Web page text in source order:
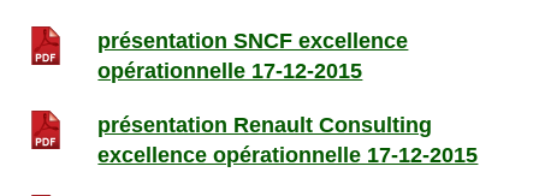
présentation SNCF excellence
opérationnelle 17-12-2015
présentation Renault Consulting
excellence opérationnelle 17-12-2015